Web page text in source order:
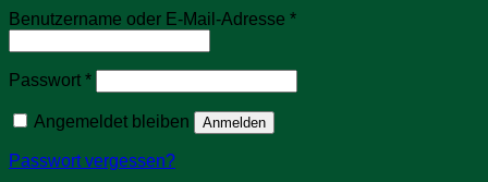
Benutzername oder E-Mail-Adresse *Erforderlich
Passwort *Erforderlich
Angemeldet bleiben Anmelden
Passwort vergessen?